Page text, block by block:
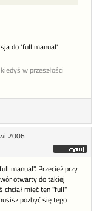
do 'full manual'
w przeszłości
2006
manual". Przecież przy
otwarty do takiej
chciał mieć ten "full"
pozbyć się tego